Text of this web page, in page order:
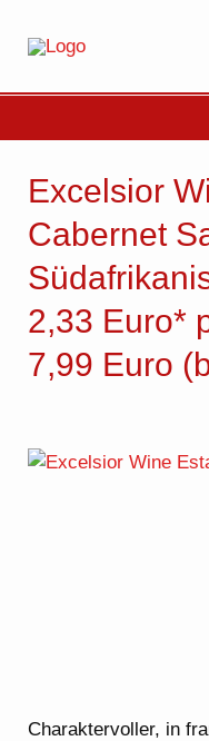
Excelsior
Cabernet
2,33 Euro*
7,99 Euro
Charaktervoller, in